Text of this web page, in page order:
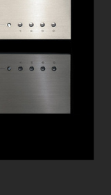
致類比重播最